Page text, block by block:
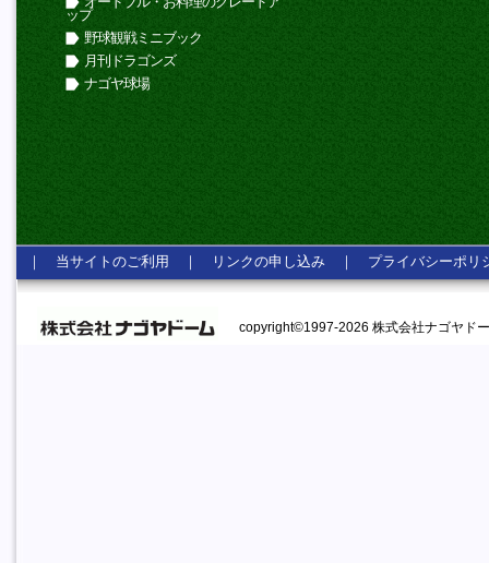
ップ
野球観戦ミニブック
月刊ドラゴンズ
ナゴヤ球場
｜ 当サイトのご利用 ｜ リンクの申し込み ｜ プライバシーポリ
copyright©1997-2026 株式会社ナゴヤド